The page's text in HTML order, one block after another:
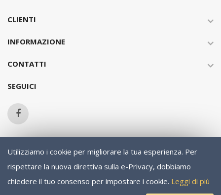
Utilizziamo i cookie per migliorare la tua esperienza. Per
rispettare la nuova direttiva sulla e-Privacy, dobbiamo
chiedere il tuo consenso per impostare i cookie. Leggi di più
CLIENTI
INFORMAZIONE
CONTATTI
SEGUICI